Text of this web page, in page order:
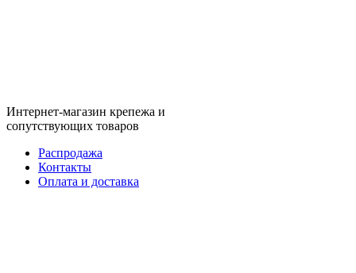
Интернет-магазин крепежа и
сопутствующих товаров
Распродажа
Контакты
Оплата и доставка